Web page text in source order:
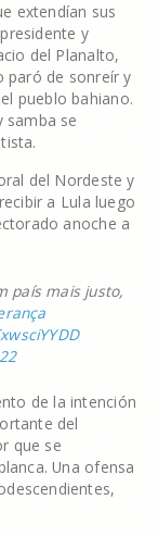
extendían sus
y
del Planalto,
paró de sonreír y
pueblo bahiano.
samba se
del Nordeste y
a Lula luego
anoche a
país mais justo,
de la intención
del
que se
Una ofensa